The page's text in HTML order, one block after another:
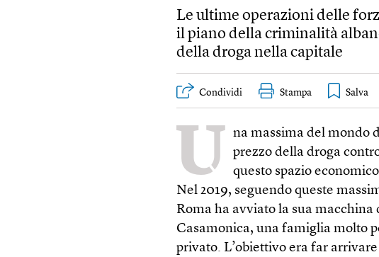
Le ultime operazioni delle
il piano della criminalità
della droga nella capitale
Condividi Stampa
U na massima del mondo
prezzo della droga
questo spazio
Nel 2019, seguendo queste
Roma ha avviato la sua
Casamonica, una famiglia molto
privato. L’obiettivo era far